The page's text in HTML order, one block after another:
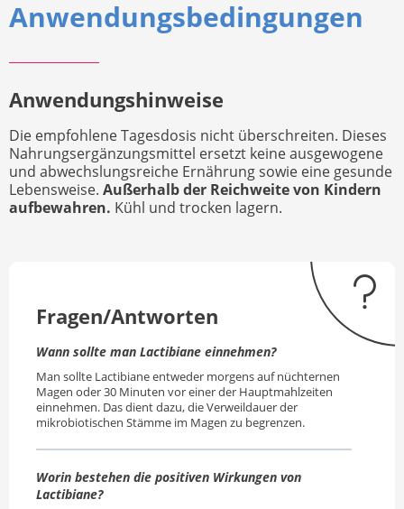
Anwendungsbedingungen
Anwendungshinweise
Die empfohlene Tagesdosis nicht überschreiten. Dieses
Nahrungsergänzungsmittel ersetzt keine ausgewogene
und abwechslungsreiche Ernährung sowie eine gesunde
Lebensweise. Außerhalb der Reichweite von Kindern
aufbewahren. Kühl und trocken lagern.
Fragen/Antworten
Wann sollte man Lactibiane einnehmen?
Man sollte Lactibiane entweder morgens auf nüchternen
Magen oder 30 Minuten vor einer der Hauptmahlzeiten
einnehmen. Das dient dazu, die Verweildauer der
mikrobiotischen Stämme im Magen zu begrenzen.
Worin bestehen die positiven Wirkungen von
Lactibiane?